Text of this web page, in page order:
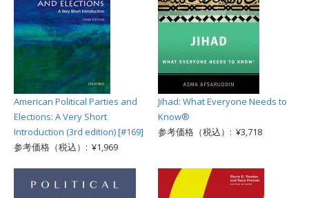
American Political Parties and
Elections: A Very Short
Introduction (3rd edition) [#169]
参考価格（税込）: ¥1,969
Jihad: What Everyone Needs to
Know®
参考価格（税込）: ¥3,718